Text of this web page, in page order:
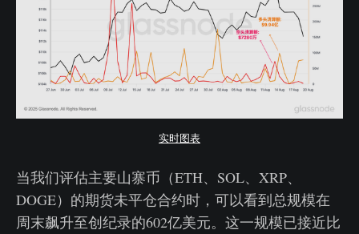
实时图表
当我们评估主要山寨币（ETH、SOL、XRP、
DOGE）的期货未平仓合约时，可以看到总规模在
周末飙升至创纪录的602亿美元。这一规模已接近比